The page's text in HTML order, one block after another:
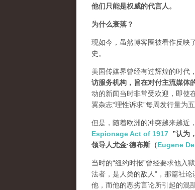
他们只能是权威的代言人。
为什么衰落？
现如今，虽然博客圈被看作反映
史。
美国传媒界曾经有过辉煌的时代
访服务机构，旨在对付主流媒体
动的新闻当时非常受欢迎，即使
翼杂志“理性诉求”每周发行量为五
但是，随着欧洲的冲突越来越近
Espionage Act of 1917 ”认为
领导人尤金·德布斯（Eugene
当时的“纽约时报”曾经要求他入
法者，是人类的敌人”，那篇社
他，而他的恶劣言论所引起的混